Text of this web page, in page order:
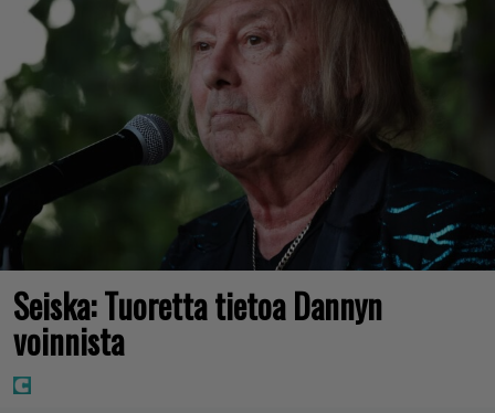
Seiska: Tuoretta tietoa Dannyn
voinnista